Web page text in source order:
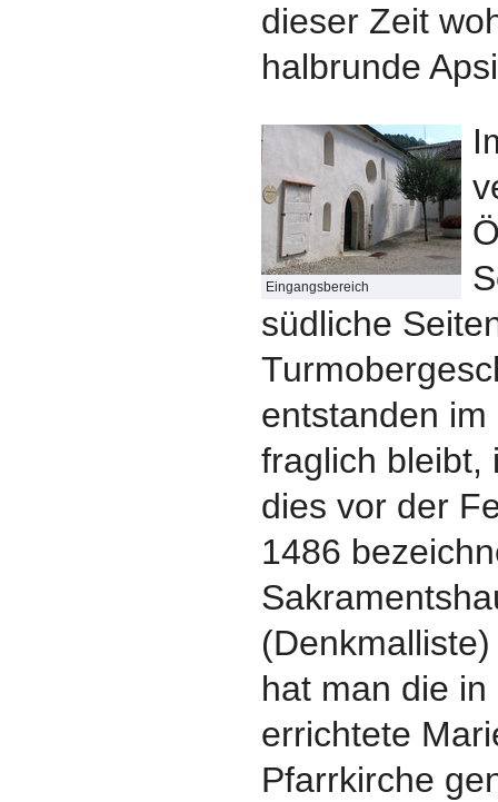
dieser Zeit
halbrunde
Eingangsbereich
südliche
entstanden
fraglich bleibt,
dies vor der
1486
hat man die
errichtete
Pfarrkirche